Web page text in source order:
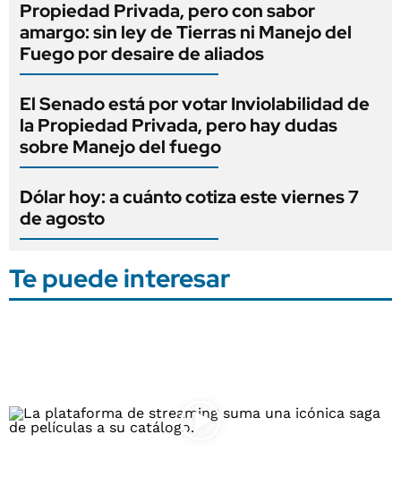
Propiedad Privada, pero con sabor
amargo: sin ley de Tierras ni Manejo del
Fuego por desaire de aliados
El Senado está por votar Inviolabilidad de
la Propiedad Privada, pero hay dudas
sobre Manejo del fuego
Dólar hoy: a cuánto cotiza este viernes 7
de agosto
Te puede interesar